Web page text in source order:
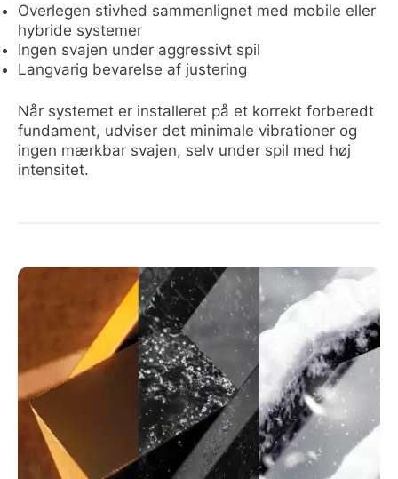
Overlegen stivhed sammenlignet med mobile eller
hybride systemer
Ingen svajen under aggressivt spil
Langvarig bevarelse af justering
Når systemet er installeret på et korrekt forberedt
fundament, udviser det minimale vibrationer og
ingen mærkbar svajen, selv under spil med høj
intensitet.